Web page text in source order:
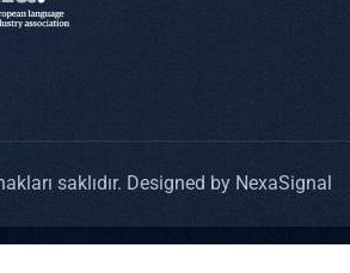
saklıdır. Designed by NexaSignal